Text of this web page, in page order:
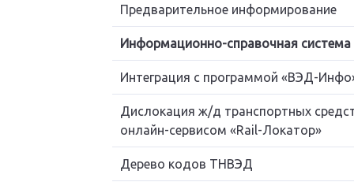
Предварительное информирование
Информационно-справочная система
Интеграция с программой «ВЭД-
Дислокация ж/д транспортных
онлайн-сервисом «Rail-Локатор»
Дерево кодов ТНВЭД